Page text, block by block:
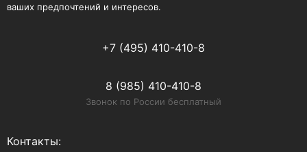
ваших предпочтений и интересов.
+7 (495) 410-410-8
8 (985) 410-410-8
Звонок по России бесплатный
Контакты: